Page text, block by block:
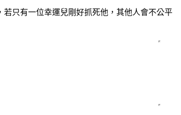
只有一位幸運兒剛好抓死他，其他人會不公平